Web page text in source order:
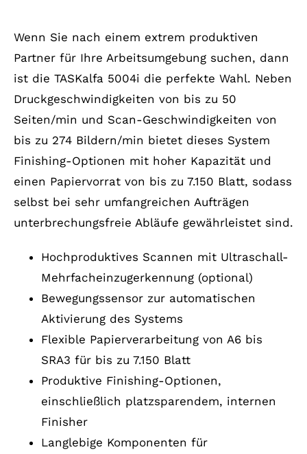
Wenn Sie nach einem extrem produktiven
Partner für Ihre Arbeitsumgebung suchen, dann
ist die TASKalfa 5004i die perfekte Wahl. Neben
Druckgeschwindigkeiten von bis zu 50
Seiten/min und Scan-Geschwindigkeiten von
bis zu 274 Bildern/min bietet dieses System
Finishing-Optionen mit hoher Kapazität und
einen Papiervorrat von bis zu 7.150 Blatt, sodass
selbst bei sehr umfangreichen Aufträgen
unterbrechungsfreie Abläufe gewährleistet sind.
Hochproduktives Scannen mit Ultraschall-
Mehrfacheinzugerkennung (optional)
Bewegungssensor zur automatischen
Aktivierung des Systems
Flexible Papierverarbeitung von A6 bis
SRA3 für bis zu 7.150 Blatt
Produktive Finishing-Optionen,
einschließlich platzsparendem, internen
Finisher
Langlebige Komponenten für